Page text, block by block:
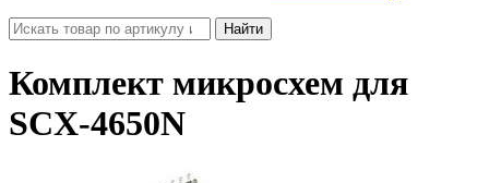
Найти
Комплект микросхем для
SCX-4650N